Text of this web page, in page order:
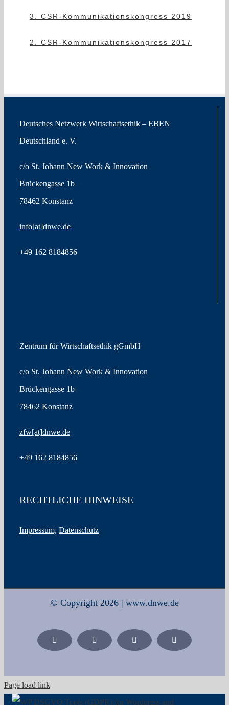
3. CSR-Kommunikationskongress 2019
2. CSR-Kommunikationskongress 2017
Deutsches Netzwerk Wirtschaftsethik – EBEN
Deutschland e. V.
c/o St. Johann New Work & Innovation
Brückengasse 1b
78462 Konstanz
info[at]dnwe.de
+49 162 8184856
Zentrum für Wirtschaftsethik gGmbH
c/o St. Johann New Work & Innovation
Brückengasse 1b
78462 Konstanz
zfw[at]dnwe.de
+49 162 8184856
RECHTLICHE HINWEISE
Impressum, Datenschutz
© Copyright 2026 | www.dnwe.de
Facebook X Xing LinkedIn
Page load link